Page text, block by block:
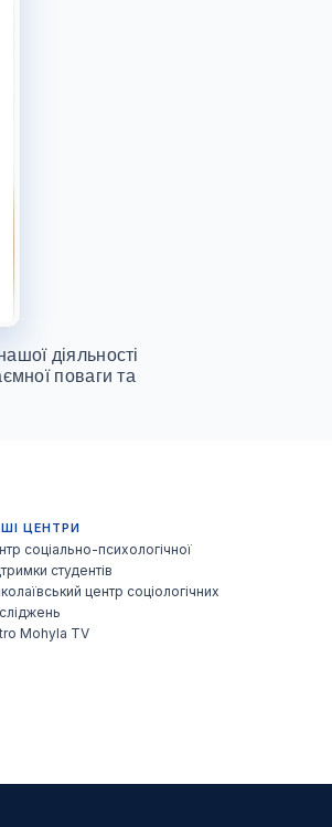
діяльності
поваги та
ЦЕНТРИ
соціально-психологічної
студентів
центр соціологічних
Mohyla TV